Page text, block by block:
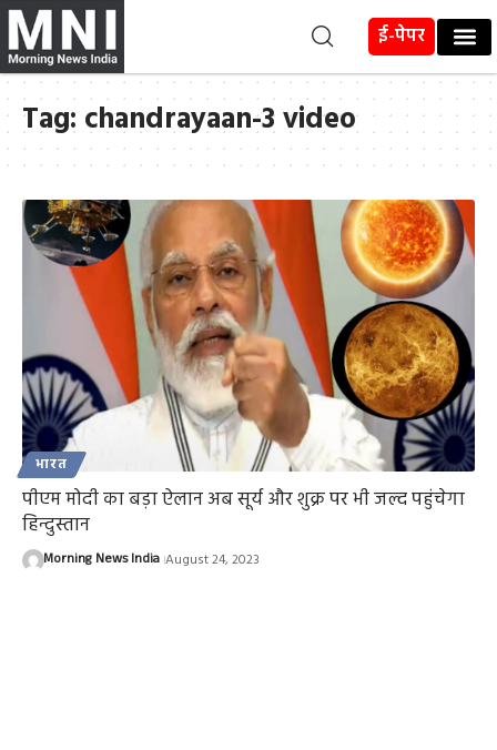
ई-पेपर
Tag: chandrayaan-3 video
भारत
पीएम मोदी का बड़ा ऐलान अब सूर्य और शुक्र पर भी जल्द पहुंचेगा
हिन्दुस्तान
Morning News India August 24, 2023